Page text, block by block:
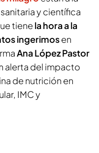
y científica
tiene la hora a la
ingerimosen
Ana López Pastor
alerta del impacto
de nutrición en
IMC y